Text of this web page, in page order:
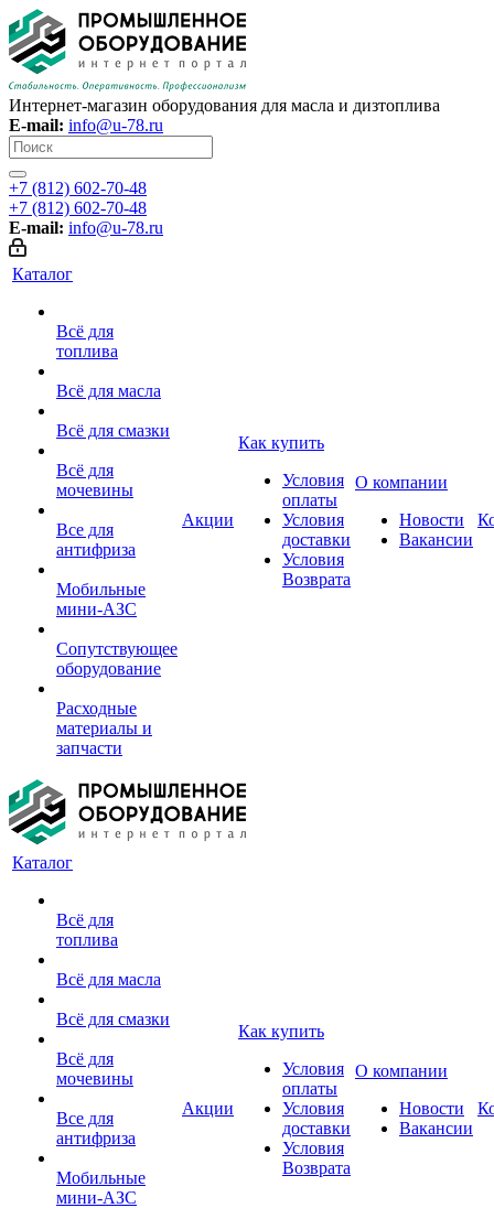
Интернет-магазин оборудования для масла и дизтоплива
E-mail: info@u-78.ru
+7 (812) 602-70-48
+7 (812) 602-70-48
E-mail: info@u-78.ru
Каталог
Всё для
топлива
Всё для масла
Всё для смазки
Всё для
мочевины
Все для
антифриза
Мобильные
мини-АЗС
Сопутствующее
оборудование
Расходные
материалы и
запчасти
Акции
Как купить
Условия
оплаты
Условия
доставки
Условия
Возврата
О компании
Новости
Вакансии
Каталог
Всё для
топлива
Всё для масла
Всё для смазки
Всё для
мочевины
Все для
антифриза
Мобильные
мини-АЗС
Акции
Как купить
Условия
оплаты
Условия
доставки
Условия
Возврата
О компании
Новости
Вакансии